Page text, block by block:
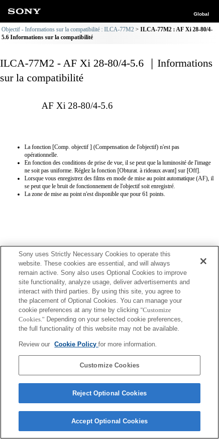
Global
Objectif - Informations sur la compatibilité : ILCA-77M2
ILCA-77M2 : AF Xi 28-80/4-
5.6 Informations sur la compatibilité
ILCA-77M2 - AF Xi 28-80/4-5.6 ｜Informations
sur la compatibilité
AF Xi 28-80/4-5.6
La fonction [Comp. objectif ] (Compensation de l'objectif) n'est pas
opérationnelle.
En fonction des conditions de prise de vue, il se peut que la luminosité de l'image
ne soit pas uniforme. Réglez la fonction [Obturat. à rideaux avant] sur [Off].
Lorsque vous enregistrez des films en mode de mise au point automatique (AF), il
se peut que le bruit de fonctionnement de l'objectif soit enregistré.
La zone de mise au point n'est disponible que pour 61 points.
Terms of Use Contact Us
Copyright 2026 Sony Corporation
Sony uses Strictly Necessary Cookies to operate this
website. These cookies are essential, and will always
remain active. Sony also uses Optional Cookies to improve
site functionality, analyze usage, deliver advertisements and
interact with third parties. By using this site, you agree to
the placement of Optional Cookies. You can manage your
cookie preferences at any time by clicking "Customize
Cookies." Depending on your selected cookie preferences,
the full functionality of this website may not be available.
Review our Cookie Policyfor more information.
Customize Cookies
Reject Optional Cookies
Accept Optional Cookies